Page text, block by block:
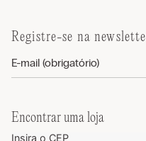
Registre-se na
Encontrar uma loja